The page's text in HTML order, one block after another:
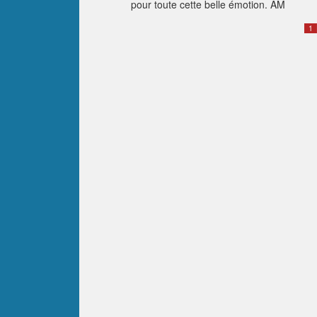
pour toute cette belle émotion. AM
1